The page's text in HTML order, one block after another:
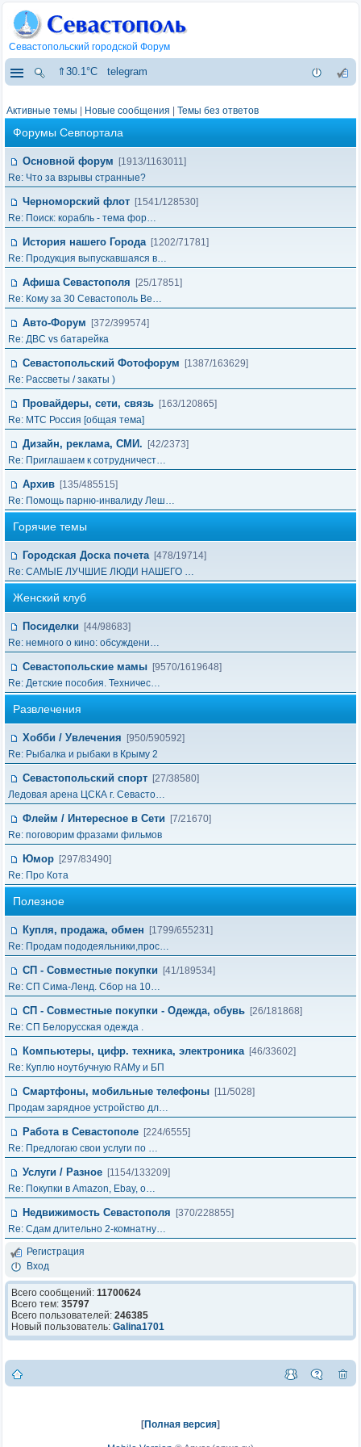
Севастопольский городской Форум
⇑30.1°C telegram
Активные темы Новые сообщения Темы без ответов
Форумы Севпортала
Основной форум
[1913/1163011]
Re: Что за взрывы странные?
Черноморский флот [1541/128530]
Re: Поиск: корабль - тема фор…
История нашего Города [1202/71781]
Re: Продукция выпускавшаяся в…
Афиша Севастополя
[25/17851]
Re: Кому за 30 Севастополь Ве…
Авто-Форум
[372/399574]
Re: ДВС vs батарейка
Севастопольский Фотофорум
[1387/163629]
Re: Рассветы / закаты )
Провайдеры, сети, связь [163/120865]
Re: МТС Россия [общая тема]
Дизайн, реклама, СМИ.
[42/2373]
Re: Приглашаем к сотрудничест…
Архив [135/485515]
Re: Помощь парню-инвалиду Леш…
Горячие темы
Городская Доска почета [478/19714]
Re: САМЫЕ ЛУЧШИЕ ЛЮДИ НАШЕГО …
Женский клуб
Посиделки
[44/98683]
Re: немного о кино: обсуждени…
Севастопольские мамы [9570/1619648]
Re: Детские пособия. Техничес…
Развлечения
Хобби / Увлечения
[950/590592]
Re: Рыбалка и рыбаки в Крыму 2
Севастопольский спорт [27/38580]
Ледовая арена ЦСКА г. Севасто…
Флейм / Интересное в Cети
[7/21670]
Re: поговорим фразами фильмов
Юмор [297/83490]
Re: Про Кота
Полезное
Купля, продажа, обмен
[1799/655231]
Re: Продам пододеяльники,прос…
СП - Совместные покупки
[41/189534]
Re: СП Сима-Ленд. Сбор на 10…
СП - Совместные покупки - Одежда, обувь [26/181868]
Re: СП Белорусская одежда .
Компьютеры, цифр. техника, электроника [46/33602]
Re: Куплю ноутбучную RAMу и БП
Смартфоны, мобильные телефоны [11/5028]
Продам зарядное устройство дл…
Работа в Севастополе [224/6555]
Re: Предлогаю свои услуги по …
Услуги / Разное [1154/133209]
Re: Покупки в Amazon, Ebay, о…
Недвижимость Севастополя
[370/228855]
Re: Сдам длительно 2-комнатну…
Регистрация
Вход
Всего сообщений: 11700624
Всего тем: 35797
Всего пользователей: 246385
Новый пользователь: Galina1701
[Полная версия]